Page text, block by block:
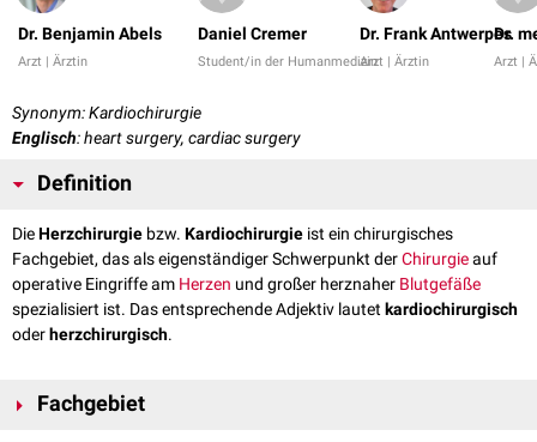
Dr. Benjamin Abels
Arzt | Ärztin
Daniel Cremer
Student/in der Humanmedizin
Dr. Frank Antwerpes
Arzt | Ärztin
Dr.
Arzt |
Synonym: Kardiochirurgie
Englisch: heart surgery, cardiac surgery
Definition
DieHerzchirurgie bzw. Kardiochirurgie ist ein chirurgisches
Fachgebiet, das als eigenständiger Schwerpunkt derChirurgieauf
operative Eingriffe am Herzen und großer herznaher Blutgefäße
spezialisiert ist. Das entsprechende Adjektiv lautetkardiochirurgisch
oderherzchirurgisch.
Fachgebiet